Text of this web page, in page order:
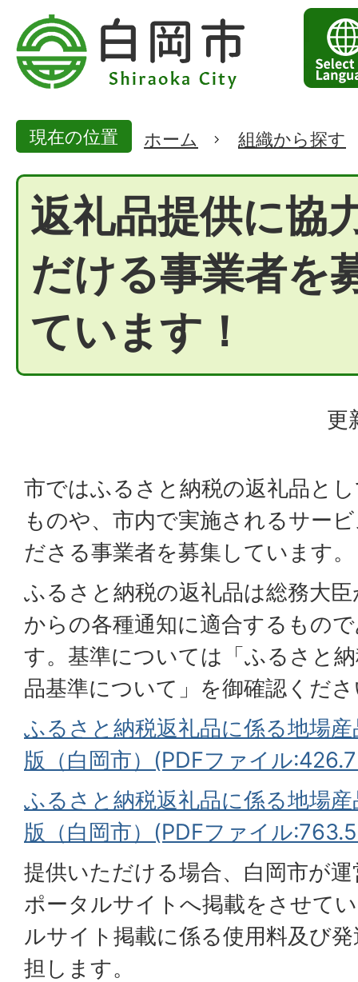
現在の位置 ホーム 組織から探す
返礼品提供に協
だける事業者を
ています！
更
市ではふるさと納税の返礼品と
ものや、市内で実施されるサー
ださる事業者を募集しています。
ふるさと納税の返礼品は総務大
からの各種通知に適合するもの
す。基準については「ふるさと
品基準について」を御確認くだ
ふるさと納税返礼品に係る地場
版（白岡市）(PDFファイル
ふるさと納税返礼品に係る地場
版（白岡市）(PDFファイル
提供いただける場合、白岡市が
ポータルサイトへ掲載をさせて
ルサイト掲載に係る使用料及び
担します。